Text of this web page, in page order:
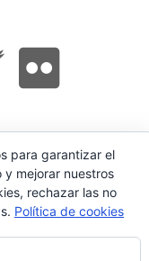
QUESERÍA
DE COMPRA
para garantizar el
y mejorar nuestros
rechazar las no
Política de cookies